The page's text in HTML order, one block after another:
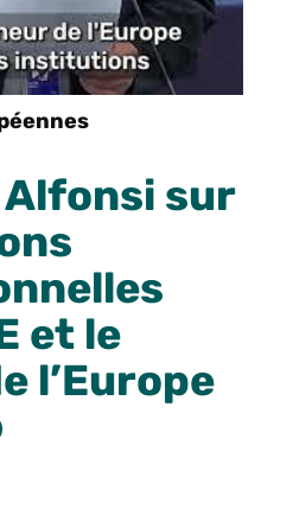
sur
et le
l’Europe